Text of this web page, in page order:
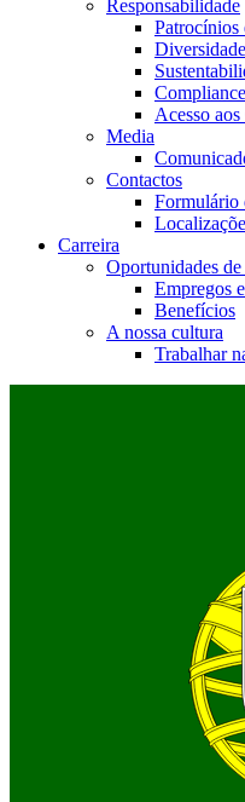
Responsabilidade
Patrocínios
Diversidade
Compliance
Acesso
Media
Contactos
Formulário
Carreira
Oportunidades
Empregos
Benefícios
A nossa cultura
Trabalhar